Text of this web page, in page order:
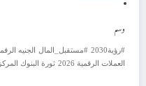
وسم
#رؤية2030 #مستقبل_المال الجنيه
العملات الرقمية 2026
ثورة البنوك